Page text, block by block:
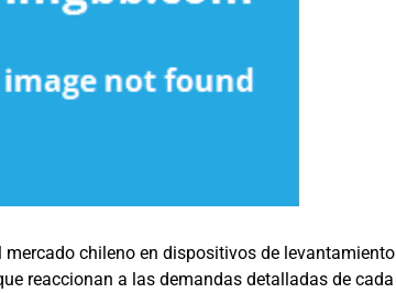
chileno en dispositivos de
reaccionan a las demandas detalladas de